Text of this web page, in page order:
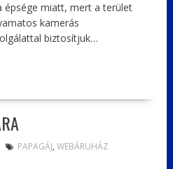
épsége miatt, mert a terület
kamerás
biztosítjuk…
PAPAGÁJ, WEBÁRUHÁZ